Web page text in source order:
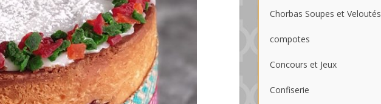
Chorbas Soupes et Veloutés
compotes
Concours et Jeux
Confiserie